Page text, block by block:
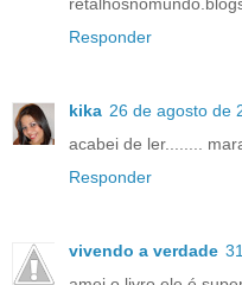
Responder
kika 26 de agosto de
acabei de ler........
Responder
vivendo a verdade